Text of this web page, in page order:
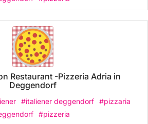
Restaurant -Pizzeria Adria in
Deggendorf
#italiener deggendorf #pizzaria
#pizzeria